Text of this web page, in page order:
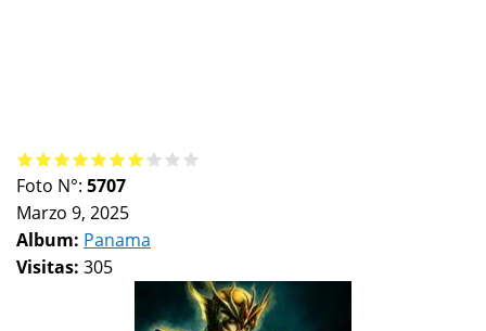
Foto N°: 5707
Marzo 9, 2025
Album: Panama
Visitas: 305